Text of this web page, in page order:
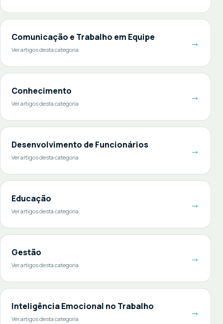
Comunicação e Trabalho em Equipe
Ver artigos desta categoria
→
Conhecimento
Ver artigos desta categoria
→
Desenvolvimento de Funcionários
Ver artigos desta categoria
→
Educação
Ver artigos desta categoria
→
Gestão
Ver artigos desta categoria
→
Inteligência Emocional no Trabalho
Ver artigos desta categoria
→